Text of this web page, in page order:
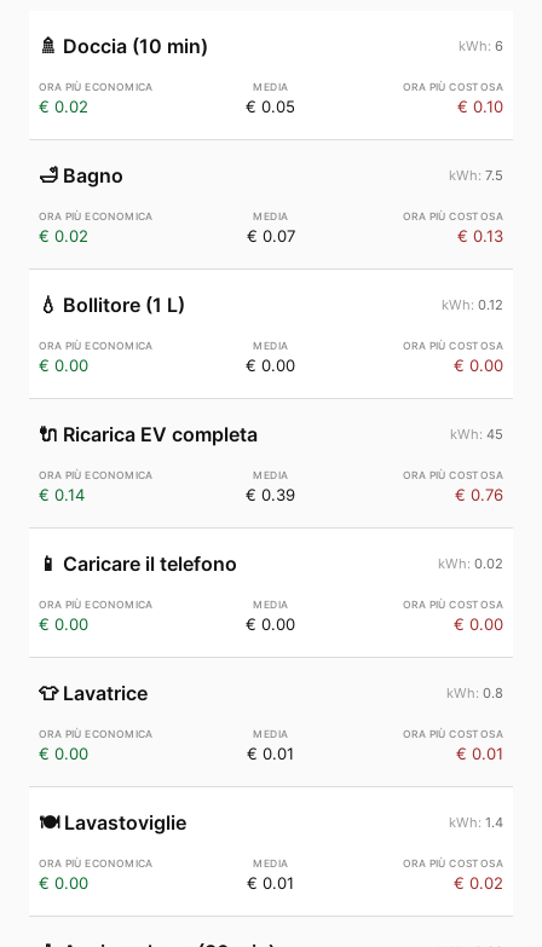
🚿 Doccia (10 min) 6
€ 0.02 € 0.05 € 0.10
🛁 Bagno 7.5
€ 0.02 € 0.07 € 0.13
💧 Bollitore (1 L) 0.12
€ 0.00 € 0.00 € 0.00
🔌 Ricarica EV completa 45
€ 0.14 € 0.39 € 0.76
📱 Caricare il telefono 0.02
€ 0.00 € 0.00 € 0.00
👕 Lavatrice 0.8
€ 0.00 € 0.01 € 0.01
🍽️ Lavastoviglie 1.4
€ 0.00 € 0.01 € 0.02